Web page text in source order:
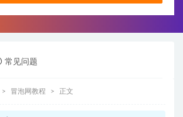
常见问题
冒泡网教程 正文